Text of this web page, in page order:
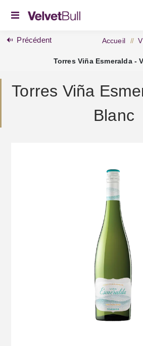
Précédent Accueil /
Torres Viña Esmeralda -
Torres Viña
Blanc